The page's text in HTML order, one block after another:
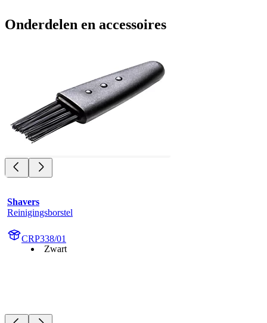
Onderdelen en accessoires
Shavers
Reinigingsborstel
CRP338/01
Zwart